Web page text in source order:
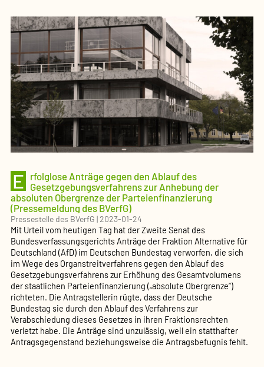
E rfolglose Anträge gegen den Ablauf des
Gesetzgebungsverfahrens zur Anhebung der
absoluten Obergrenze der Parteienfinanzierung
(Pressemeldung des BVerfG)
Pressestelle des BVerfG |2023-01-24
Mit Urteil vom heutigen Tag hat der Zweite Senat des
Bundesverfassungsgerichts Anträge der Fraktion Alternative für
Deutschland (AfD) im Deutschen Bundestag verworfen, die sich
im Wege des Organstreitverfahrens gegen den Ablauf des
Gesetzgebungsverfahrens zur Erhöhung des Gesamtvolumens
der staatlichen Parteienfinanzierung („absolute Obergrenze“)
richteten. Die Antragstellerin rügte, dass der Deutsche
Bundestag sie durch den Ablauf des Verfahrens zur
Verabschiedung dieses Gesetzes in ihren Fraktionsrechten
verletzt habe. Die Anträge sind unzulässig, weil ein statthafter
Antragsgegenstand beziehungsweise die Antragsbefugnis fehlt.